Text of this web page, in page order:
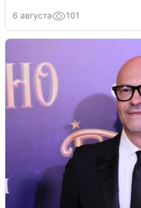
6 августа 101